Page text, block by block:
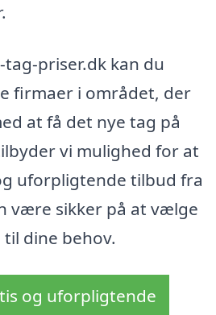
priser.dk kan du
firmaer i området, der
at få det nye tag på
vi mulighed for at
uforpligtende tilbud fra
være sikker på at vælge
dine behov.
og uforpligtende